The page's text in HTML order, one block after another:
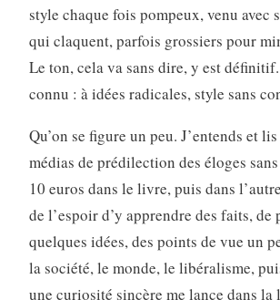
style chaque fois pompeux, venu avec
qui claquent, parfois grossiers pour
Le ton, cela va sans dire, y est
connu : à idées radicales, style sans
Qu’on se figure un peu. J’entends et
médias de prédilection des éloges
10 euros dans le livre, puis dans
de l’espoir d’y apprendre des faits, de
quelques idées, des points de vue un
la société, le monde, le libéralisme,
une curiosité sincère me lance dans la